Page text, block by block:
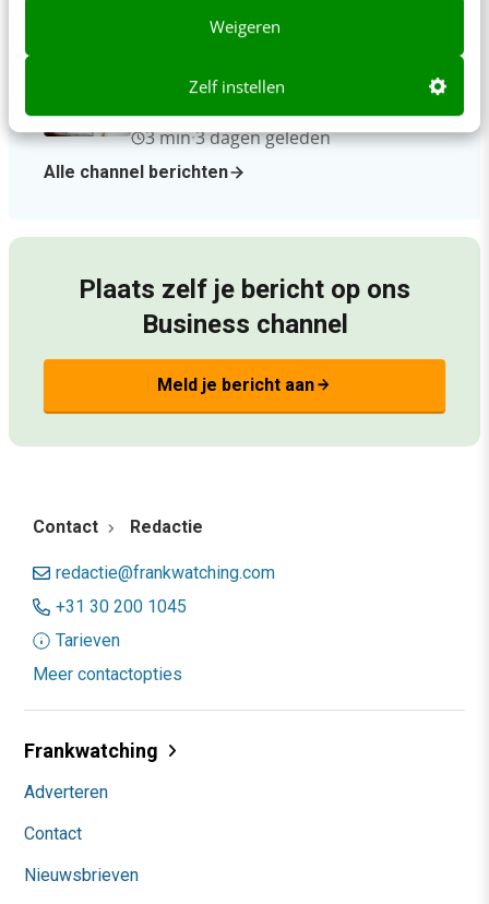
Weigeren
Zelf instellen
3 dagen geleden
flexibele zorgprofessional met een
slimme app
3 min·3 dagen geleden
Alle channel berichten
Plaats zelf je bericht op ons
Business channel
Meld je bericht aanarrow_forward
Contact Redactie
redactie@frankwatching.com
+31 30 200 1045
Tarieven
Meer contactopties
Frankwatching
Adverteren
Contact
Nieuwsbrieven